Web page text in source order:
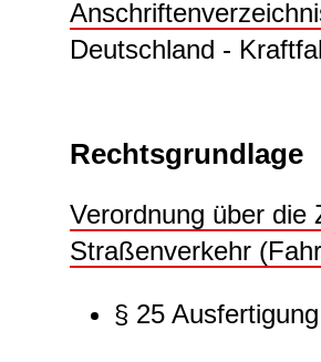
Deutschland -
Rechtsgrundlage
Verordnung über die
Straßenverkehr
§ 25